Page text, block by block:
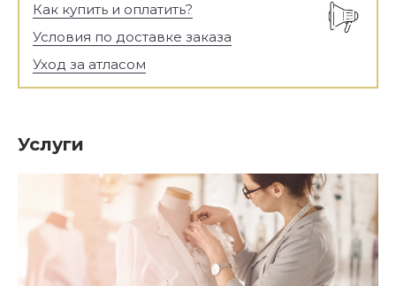
Как купить и оплатить?
Условия по доставке заказа
Уход за атласом
Услуги